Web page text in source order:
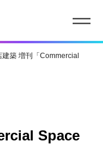
建築 増刊「Commercial
Space